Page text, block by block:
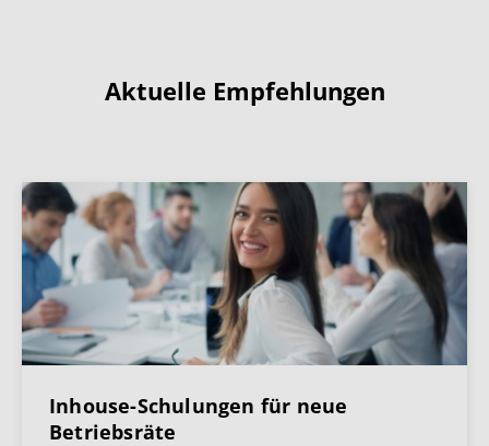
Aktuelle Empfehlungen
Inhouse-Schulungen für neue
Betriebsräte